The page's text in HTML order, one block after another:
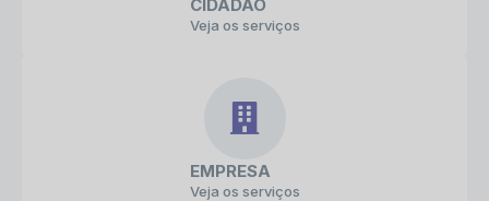
CIDADÃO
Veja os serviços
EMPRESA
Veja os serviços